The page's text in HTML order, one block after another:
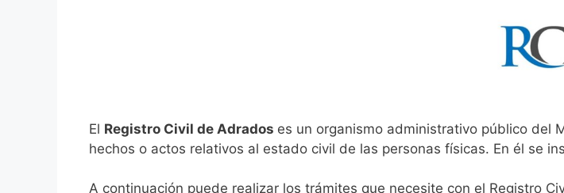
El Registro Civil de Adrados es un organismo administrativo público del
hechos o actos relativos al estado civil de las personas físicas. En él se
A continuación puede realizar los trámites que necesite con el Registro